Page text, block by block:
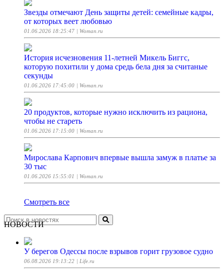
Звезды отмечают День защиты детей: семейные кадры,
от которых веет любовью
01.06.2026 18:25:47 | Woman.ru
История исчезновения 11-летней Микель Биггс,
которую похитили у дома средь бела дня за считаные
секунды
01.06.2026 17:45:00 | Woman.ru
20 продуктов, которые нужно исключить из рациона,
чтобы не стареть
01.06.2026 17:15:00 | Woman.ru
Мирослава Карпович впервые вышла замуж в платье за
30 тыс
01.06.2026 15:55:01 | Woman.ru
Смотреть все
НОВОСТИ
У берегов Одессы после взрывов горит грузовое судно
06.08.2026 19:13:22 | Life.ru